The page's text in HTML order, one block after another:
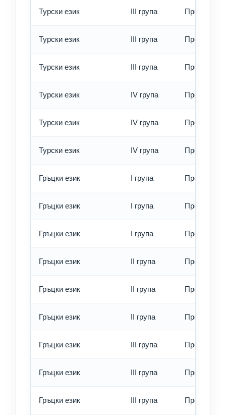
Турски език III група Превод -
Турски език III група Превод -
Турски език III група Превод -
Турски език IV група Превод -
Турски език IV група Превод -
Турски език IV група Превод -
Гръцки език I група Превод -
Гръцки език I група Превод -
Гръцки език I група Превод -
Гръцки език II група Превод -
Гръцки език II група Превод -
Гръцки език II група Превод -
Гръцки език III група Превод -
Гръцки език III група Превод -
Гръцки език III група Превод -